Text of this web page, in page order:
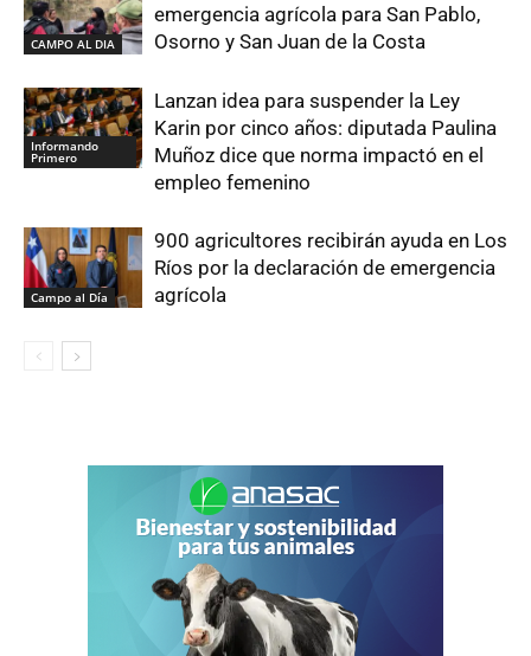
CAMPO AL DIA
emergencia agrícola para San Pablo,
Osorno y San Juan de la Costa
Informando
Primero
Lanzan idea para suspender la Ley
Karin por cinco años: diputada Paulina
Muñoz dice que norma impactó en el
empleo femenino
Campo al Día
900 agricultores recibirán ayuda en Los
Ríos por la declaración de emergencia
agrícola